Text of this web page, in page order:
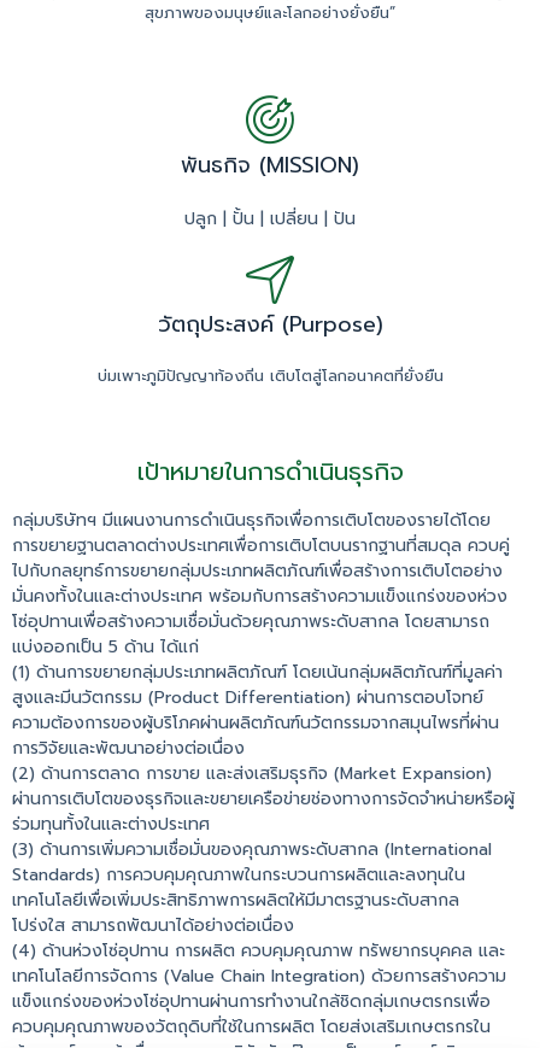
สุขภาพของมนุษย์และโลกอย่างยั่งยืน”
พันธกิจ (MISSION)
ปลูก | ปั้น | เปลี่ยน | ปัน
วัตถุประสงค์ (Purpose)
บ่มเพาะภูมิปัญญาท้องถิ่น เติบโตสู่โลกอนาคตที่ยั่งยืน
เป้าหมายในการดำเนินธุรกิจ
กลุ่มบริษัทฯ มีแผนงานการดำเนินธุรกิจเพื่อการเติบโตของรายได้โดย
การขยายฐานตลาดต่างประเทศเพื่อการเติบโตบนรากฐานที่สมดุล ควบคู่
ไปกับกลยุทธ์การขยายกลุ่มประเภทผลิตภัณฑ์เพื่อสร้างการเติบโตอย่าง
มั่นคงทั้งในและต่างประเทศ พร้อมกับการสร้างความแข็งแกร่งของห่วง
โซ่อุปทานเพื่อสร้างความเชื่อมั่นด้วยคุณภาพระดับสากล โดยสามารถ
แบ่งออกเป็น 5 ด้าน ได้แก่
(1) ด้านการขยายกลุ่มประเภทผลิตภัณฑ์ โดยเน้นกลุ่มผลิตภัณฑ์ที่มูลค่า
สูงและมีนวัตกรรม (Product Differentiation) ผ่านการตอบโจทย์
ความต้องการของผู้บริโภคผ่านผลิตภัณฑ์นวัตกรรมจากสมุนไพรที่ผ่าน
การวิจัยและพัฒนาอย่างต่อเนื่อง
(2) ด้านการตลาด การขาย และส่งเสริมธุรกิจ (Market Expansion)
ผ่านการเติบโตของธุรกิจและขยายเครือข่ายช่องทางการจัดจำหน่ายหรือผู้
ร่วมทุนทั้งในและต่างประเทศ
(3) ด้านการเพิ่มความเชื่อมั่นของคุณภาพระดับสากล (International
Standards) การควบคุมคุณภาพในกระบวนการผลิตและลงทุนใน
เทคโนโลยีเพื่อเพิ่มประสิทธิภาพการผลิตให้มีมาตรฐานระดับสากล
โปร่งใส สามารถพัฒนาได้อย่างต่อเนื่อง
(4) ด้านห่วงโซ่อุปทาน การผลิต ควบคุมคุณภาพ ทรัพยากรบุคคล และ
เทคโนโลยีการจัดการ (Value Chain Integration) ด้วยการสร้างความ
แข็งแกร่งของห่วงโซ่อุปทานผ่านการทำงานใกล้ชิดกลุ่มเกษตรกรเพื่อ
ควบคุมคุณภาพของวัตถุดิบที่ใช้ในการผลิต โดยส่งเสริมเกษตรกรใน